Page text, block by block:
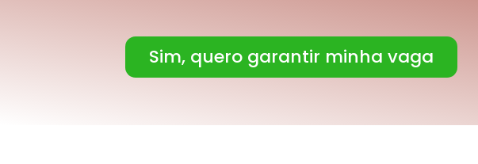
Sim, quero garantir minha vaga